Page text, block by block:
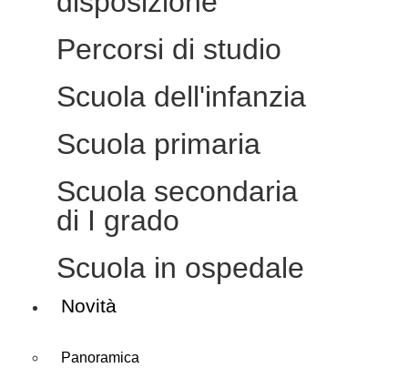
Percorsi di studio
Scuola dell'infanzia
Scuola primaria
Scuola secondaria
di I grado
Scuola in ospedale
Novità
Panoramica